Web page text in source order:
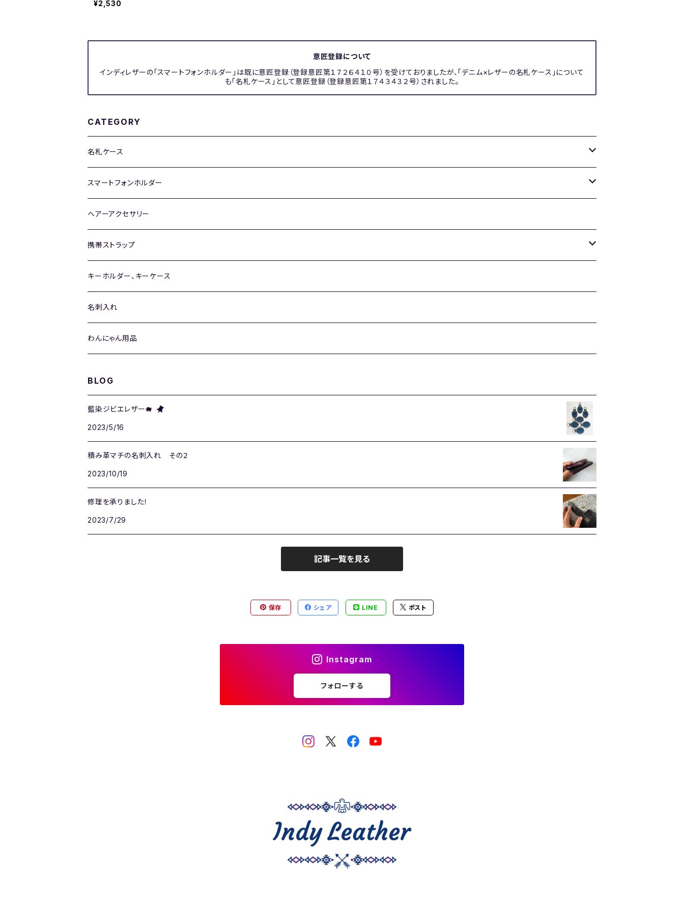
¥2,530
意匠登録について
インディレザーの「スマートフォンホルダー」は既に意匠登録（登録意匠第１７２６４１０号）を受けておりましたが、「デニム×レザーの名札ケース」について
も「名札ケース」として意匠登録（登録意匠第１７４３４３２号）されました。
CATEGORY
名札ケース
背面ポケットなし
背面ポケットあり
ネックストラップ
スマートフォンホルダー
Lサイズ
Mサイズ
Sサイズ
ヘアーアクセサリー
携帯ストラップ
ブラック革
パープル革
ネイビー革
キーホルダー、キーケース
名刺入れ
わんにゃん用品
BLOG
藍染ジビエレザー🐗
2023/5/16
積み革マチの名刺入れ その２
2023/10/19
修理を承りました！
2023/7/29
記事一覧を見る
保存 シェア LINE ポスト
Instagram
フォローする